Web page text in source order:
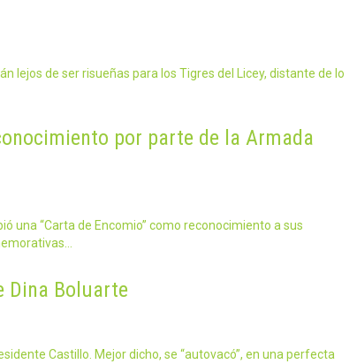
lejos de ser risueñas para los Tigres del Licey, distante de lo
por parte de la Armada
una “Carta de Encomio” como reconocimiento a sus
Dina Boluarte
Castillo. Mejor dicho, se “autovacó”, en una perfecta